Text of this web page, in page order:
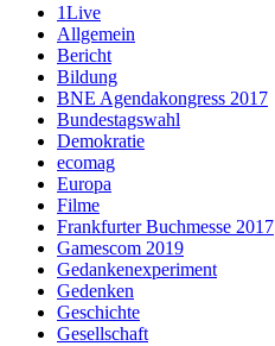
1Live
Allgemein
Bericht
Bildung
BNE Agendakongress 2017
Bundestagswahl
Demokratie
ecomag
Europa
Filme
Frankfurter Buchmesse 2017
Gamescom 2019
Gedankenexperiment
Gedenken
Geschichte
Gesellschaft